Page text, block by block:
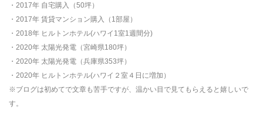
・2017年 自宅購入（50坪）
・2017年 賃貸マンション購入（1部屋）
・2018年 ヒルトンホテル(ハワイ1室1週間分)
・2020年 太陽光発電（宮崎県180坪）
・2020年 太陽光発電（兵庫県353坪）
・2020年 ヒルトンホテル(ハワイ２室４日に増加）
※ブログは初めてで文章も苦手ですが、温かい目で見てもらえると嬉しいで
す。